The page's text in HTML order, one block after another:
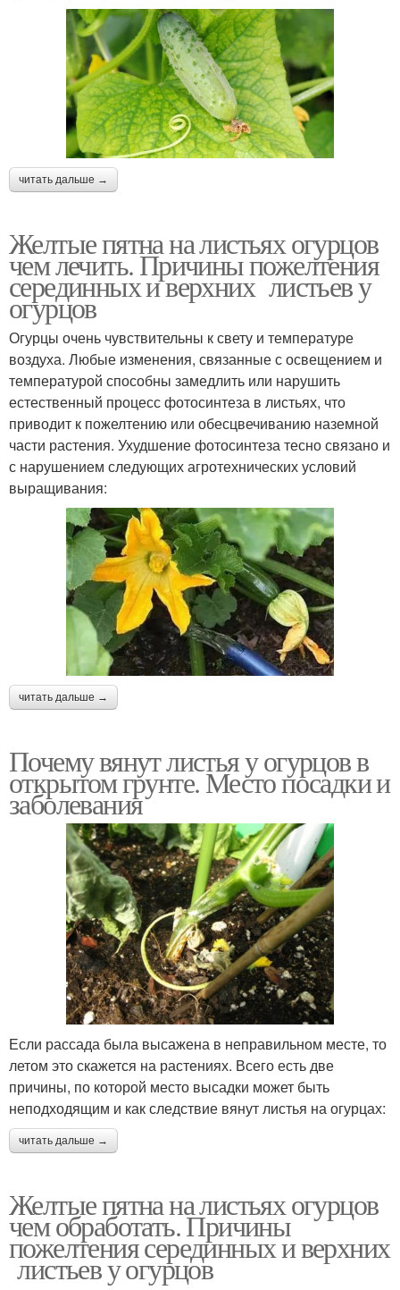
читать дальше →
Желтые пятна на листьях огурцов
чем лечить. Причины пожелтения
серединных и верхних листьев у
огурцов
Огурцы очень чувствительны к свету и температуре
воздуха. Любые изменения, связанные с освещением и
температурой способны замедлить или нарушить
естественный процесс фотосинтеза в листьях, что
приводит к пожелтению или обесцвечиванию наземной
части растения. Ухудшение фотосинтеза тесно связано и
с нарушением следующих агротехнических условий
выращивания:
читать дальше →
Почему вянут листья у огурцов в
открытом грунте. Место посадки и
заболевания
Если рассада была высажена в неправильном месте, то
летом это скажется на растениях. Всего есть две
причины, по которой место высадки может быть
неподходящим и как следствие вянут листья на огурцах:
читать дальше →
Желтые пятна на листьях огурцов
чем обработать. Причины
пожелтения серединных и верхних
листьев у огурцов